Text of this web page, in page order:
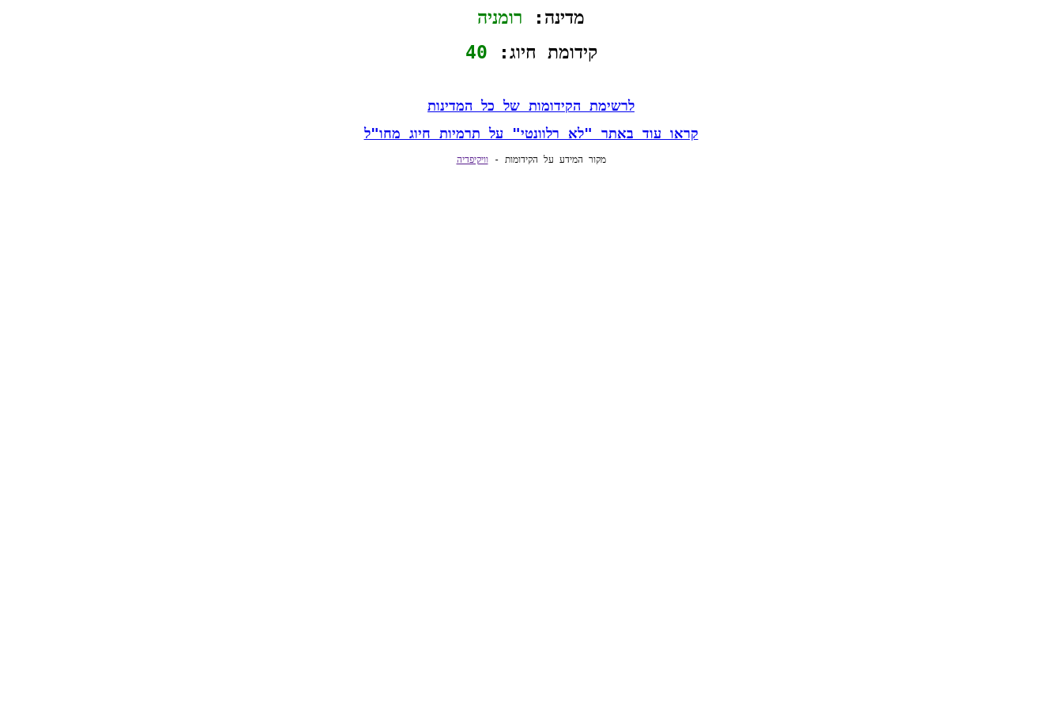
מדינה: רומניה
קידומת חיוג: 40
לרשימת הקידומות של כל המדינות
קראו עוד באתר "לא רלוונטי" על תרמיות חיוג מחו"ל
מקור המידע על הקידומות - וויקיפדיה